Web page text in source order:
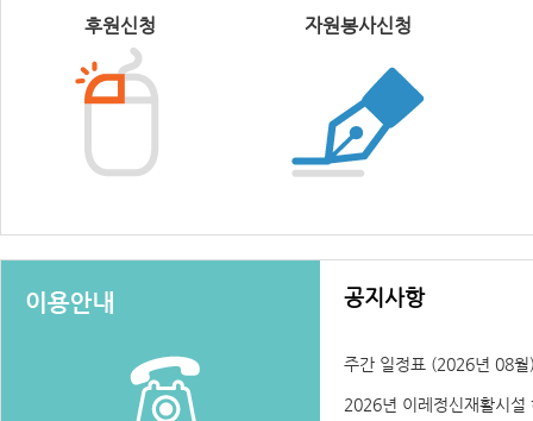
후원신청 자원봉사신청
공지사항
주간 일정표 (2026년 08월
2026년 이레정신재활시설